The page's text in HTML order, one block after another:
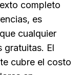
completo
es
cualquier
gratuitas. El
cubre el costo